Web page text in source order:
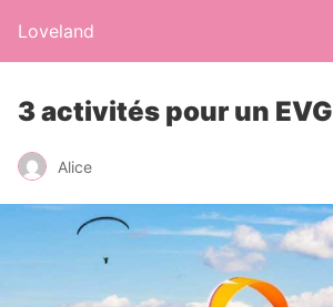
Loveland
3 activités pour un EVG
Alice